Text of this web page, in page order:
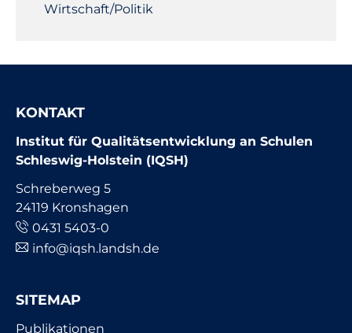
Wirtschaft/Politik
KONTAKT
Institut für Qualitätsentwicklung an Schulen
Schleswig-Holstein (IQSH)
Schreberweg 5
24119 Kronshagen
0431 5403-0
info@iqsh.landsh.de
SITEMAP
Navigation
Publikationen